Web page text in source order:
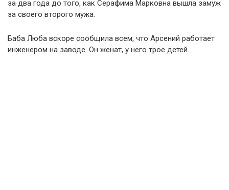
за два года до того, как Серафима Марковна вышла замуж
за своего второго мужа.
Баба Люба вскоре сообщила всем, что Арсений работает
инженером на заводе. Он женат, у него трое детей.